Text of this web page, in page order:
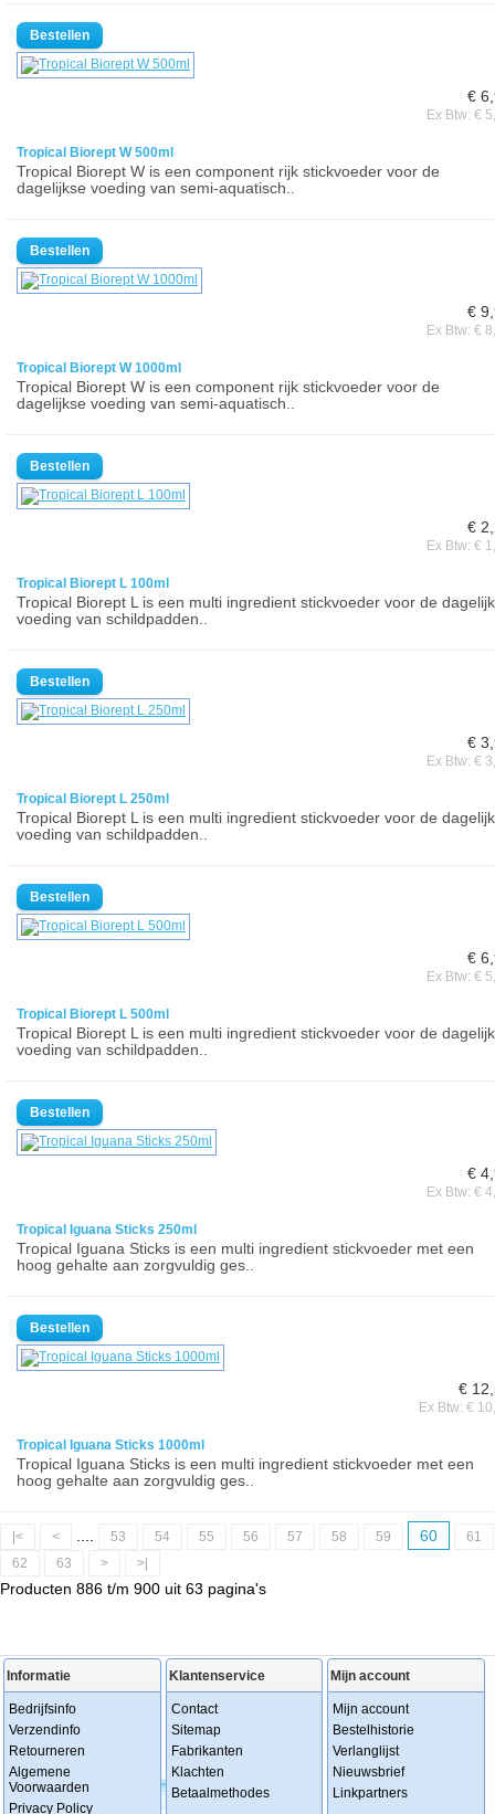
€
Ex Btw: €
Tropical Biorept W 500ml
Tropical Biorept W is een component rijk stickvoeder voor de
dagelijkse voeding van semi-aquatisch..
€
Ex Btw: €
Tropical Biorept W 1000ml
Tropical Biorept W is een component rijk stickvoeder voor de
dagelijkse voeding van semi-aquatisch..
€
Ex Btw: €
Tropical Biorept L 100ml
Tropical Biorept L is een multi ingredient stickvoeder voor de
voeding van schildpadden..
€
Ex Btw: €
Tropical Biorept L 250ml
Tropical Biorept L is een multi ingredient stickvoeder voor de
voeding van schildpadden..
€
Ex Btw: €
Tropical Biorept L 500ml
Tropical Biorept L is een multi ingredient stickvoeder voor de
voeding van schildpadden..
€
Ex Btw: €
Tropical Iguana Sticks 250ml
Tropical Iguana Sticks is een multi ingredient stickvoeder met een
hoog gehalte aan zorgvuldig ges..
€
Ex Btw: €
Tropical Iguana Sticks 1000ml
Tropical Iguana Sticks is een multi ingredient stickvoeder met een
hoog gehalte aan zorgvuldig ges..
|< < 53 54 55 56 57 58 59 60
61
62
63 > >|
Producten 886 t/m 900 uit 63 pagina's
Informatie
Bedrijfsinfo
Verzendinfo
Retourneren
Algemene
Voorwaarden
Privacy Policy
Klantenservice
Contact
Sitemap
Fabrikanten
Klachten
Betaalmethodes
Mijn account
Mijn account
Bestelhistorie
Verlanglijst
Nieuwsbrief
Linkpartners